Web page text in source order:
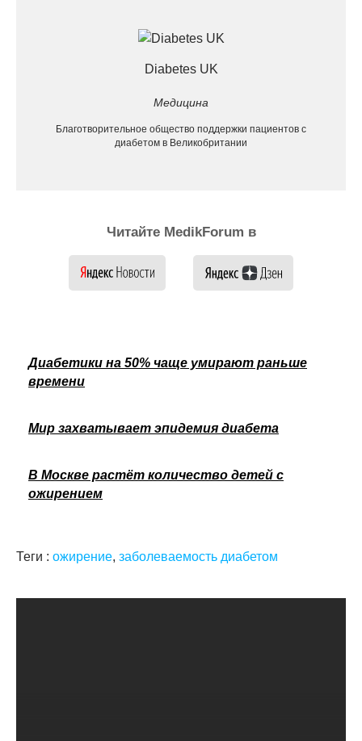
Diabetes UK
Медицина
Благотворительное общество поддержки пациентов с
диабетом в Великобритании
Читайте MedikForum в
Диабетики на 50% чаще умирают раньше
времени
Мир захватывает эпидемия диабета
В Москве растёт количество детей с
ожирением
Теги : ожирение, заболеваемость диабетом